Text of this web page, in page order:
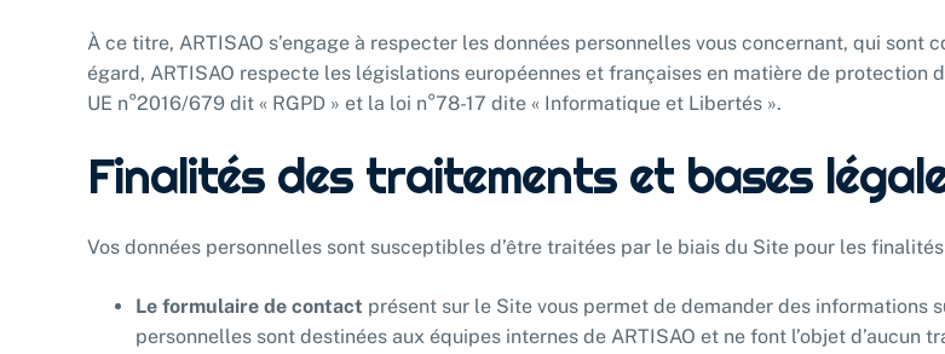
À ce titre, ARTISAO s’engage à respecter les données personnelles vous concernant, qui
égard, ARTISAO respecte les législations européennes et françaises en matière de
UE n°2016/679 dit « RGPD » et la loi n°78-17 dite « Informatique et Libertés ».
Finalités des traitements et bases
Vos données personnelles sont susceptibles d’être traitées par le biais du Site pour les
Le formulaire de contact présent sur le Site vous permet de demander des informations
personnelles sont destinées aux équipes internes de ARTISAO et ne font l’objet d’aucun